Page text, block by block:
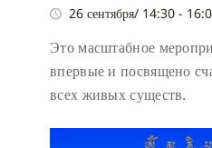
26 сентября/ 14:30 -
Это масштабное
впервые и посвящено
всех живых существ.